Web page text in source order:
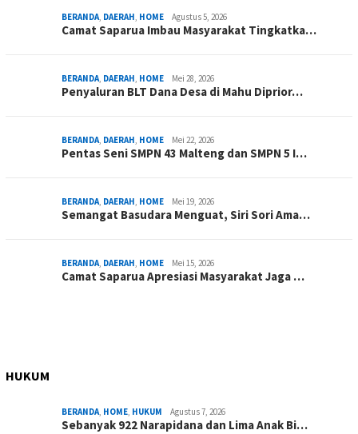
BERANDA, DAERAH, HOME Agustus 5, 2026
Camat Saparua Imbau Masyarakat Tingkatka…
BERANDA, DAERAH, HOME Mei 28, 2026
Penyaluran BLT Dana Desa di Mahu Diprior…
BERANDA, DAERAH, HOME Mei 22, 2026
Pentas Seni SMPN 43 Malteng dan SMPN 5 I…
BERANDA, DAERAH, HOME Mei 19, 2026
Semangat Basudara Menguat, Siri Sori Ama…
BERANDA, DAERAH, HOME Mei 15, 2026
Camat Saparua Apresiasi Masyarakat Jaga …
HUKUM
BERANDA, HOME, HUKUM Agustus 7, 2026
Sebanyak 922 Narapidana dan Lima Anak Bi…